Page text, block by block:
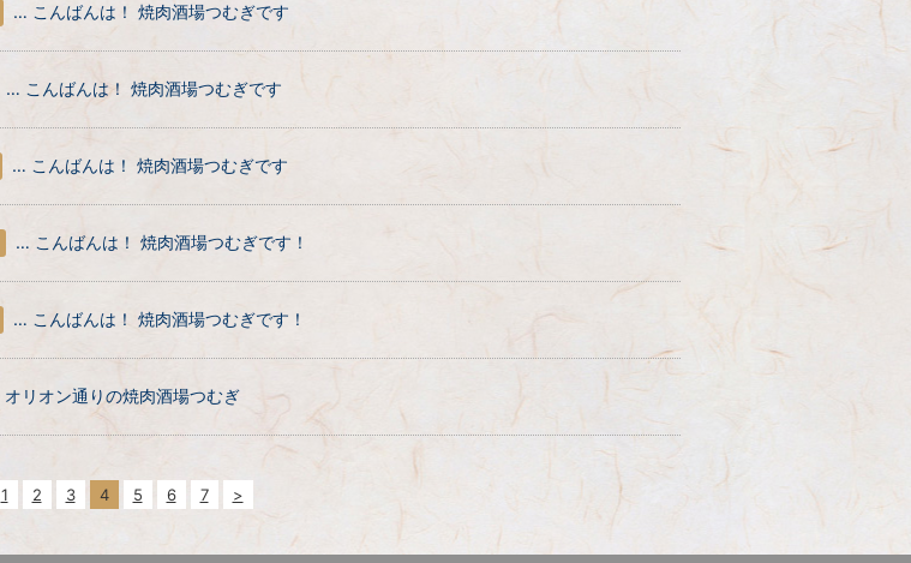
… こんばんは！ 焼肉酒場つむぎです
… こんばんは！ 焼肉酒場つむぎです
… こんばんは！ 焼肉酒場つむぎです
… こんばんは！ 焼肉酒場つむぎです！
… こんばんは！ 焼肉酒場つむぎです！
オリオン通りの焼肉酒場つむぎ
1 2 3 4 5 6 7 >